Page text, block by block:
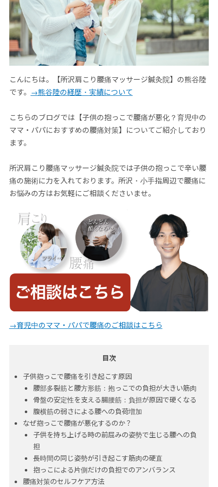
こんにちは。【所沢肩こり腰痛マッサージ鍼灸院】の熊谷陸
です。 →熊谷陸の経歴・実績について
こちらのブログでは【子供の抱っこで腰痛が悪化？育児中の
ママ・パパにおすすめの腰痛対策】についてご紹介しており
ます。
所沢肩こり腰痛マッサージ鍼灸院では子供の抱っこで辛い腰
痛の施術に力を入れております。所沢・小手指周辺で腰痛に
お悩みの方はお気軽にご相談くださいませ。
→育児中のママ・パパで腰痛のご相談はこちら
目次
子供抱っこで腰痛を引き起こす原因
腰部多裂筋と腰方形筋：抱っこでの負担が大きい筋肉
骨盤の安定性を支える腸腰筋：負担が原因で硬くなる
腹横筋の弱さによる腰への負荷増加
なぜ抱っこで腰痛が悪化するのか？
子供を持ち上げる時の前屈みの姿勢で生じる腰への負
担
長時間の同じ姿勢が引き起こす筋肉の硬直
抱っこによる片側だけの負担でのアンバランス
腰痛対策のセルフケア方法